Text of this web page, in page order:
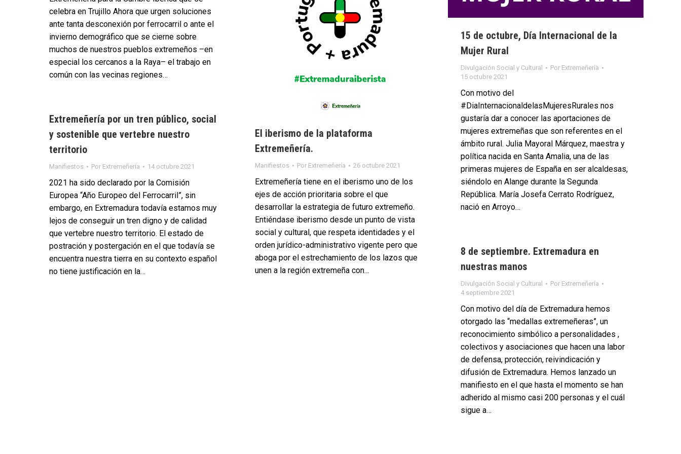
celebra en Trujillo Ahora que urgen soluciones
ante tanta desconexión por ferrocarril o ante el
invierno demográfico que se cierne sobre
muchos de nuestros pueblos extremeños –en
especial los cercanos a la Raya– el trabajo en
común con las vecinas regiones…
El iberismo de la plataforma
Extremeñería.
Manifiestos Por Extremeñería 26 octubre 2021
Extremeñería tiene en el iberismo uno de los
ejes de acción prioritaria sobre el que
desarrollar la estrategia de futuro extremeño.
Entiéndase iberismo desde un punto de vista
social y cultural, que respeta identidades y el
orden jurídico-administrativo vigente pero que
aboga por el estrechamiento de los lazos que
unen a la región extremeña con…
15 de octubre, Día Internacional de la
Mujer Rural
Divulgación Social y Cultural Por Extremeñería
15 octubre 2021
Con motivo del
#DiaInternacionaldelasMujeresRurales nos
gustaría dar a conocer las aportaciones de
mujeres extremeñas que son referentes en el
ámbito rural. Julia Mayoral Márquez, maestra y
política nacida en Santa Amalia, una de las
primeras mujeres de España en ser alcaldesas,
siéndolo en Alange durante la Segunda
República. María Josefa Cerrato Rodríguez,
nació en Arroyo…
Extremeñería por un tren público, social
y sostenible que vertebre nuestro
territorio
Manifiestos Por Extremeñería 14 octubre 2021
2021 ha sido declarado por la Comisión
Europea “Año Europeo del Ferrocarril”, sin
embargo, en Extremadura todavía estamos muy
lejos de conseguir un tren digno y de calidad
que vertebre nuestro territorio. El estado de
postración y postergación en el que todavía se
encuentra nuestra tierra en su contexto español
no tiene justificación en la…
8 de septiembre. Extremadura en
nuestras manos
Divulgación Social y Cultural Por Extremeñería
4 septiembre 2021
Con motivo del día de Extremadura hemos
otorgado las “medallas extremeñeras”, un
reconocimiento simbólico a personalidades ,
colectivos y asociaciones que hacen una labor
de defensa, protección, reivindicación y
difusión de Extremadura. Hemos lanzado un
manifiesto en el que hasta el momento se han
adherido al mismo casi 200 personas y el cuál
sigue a…